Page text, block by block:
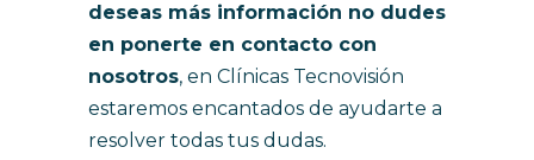
deseas más información no dudes
en ponerte en contacto con
nosotros, en Clínicas Tecnovisión
estaremos encantados de ayudarte a
resolver todas tus dudas.